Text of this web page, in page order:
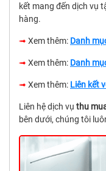
kết mang đến dịch vụ
hàng.
➟ Xem thêm: Danh
➟ Xem thêm: Danh
➟ Xem thêm: Liên kết
Liên hệ dịch vụ thu
bên dưới, chúng tôi